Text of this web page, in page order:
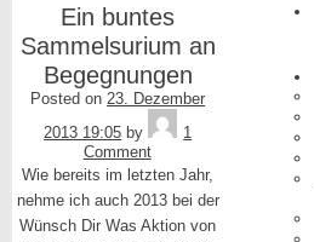
Ein buntes
Sammelsurium an
Begegnungen
Posted on 23. Dezember
2013 19:05 by
1
Comment
Wie bereits im letzten Jahr,
nehme ich auch 2013 bei der
Wünsch Dir Was Aktion von